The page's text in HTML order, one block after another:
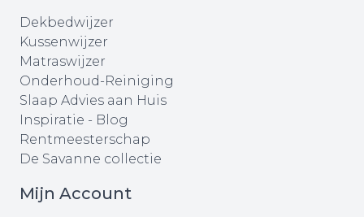
Dekbedwijzer
Kussenwijzer
Matraswijzer
Onderhoud-Reiniging
Slaap Advies aan Huis
Inspiratie - Blog
Rentmeesterschap
De Savanne collectie
Mijn Account